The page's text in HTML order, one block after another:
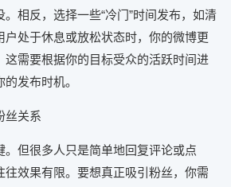
相反，选择一些“冷门”时间发布，如清
户处于休息或放松状态时，你的微博更
这需要根据你的目标受众的活跃时间进
发布时机。
丝关系
。但很多人只是简单地回复评论或点
往效果有限。要想真正吸引粉丝，你需